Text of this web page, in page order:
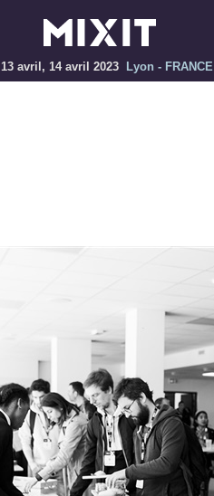
13 avril, 14 avril 2023 Lyon - FRANCE